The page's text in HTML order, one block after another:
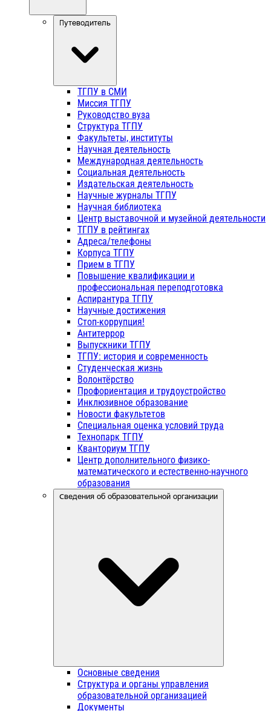
Путеводитель
ТГПУ в СМИ
Миссия ТГПУ
Руководство вуза
Структура ТГПУ
Факультеты, институты
Научная деятельность
Международная деятельность
Социальная деятельность
Издательская деятельность
Научные журналы ТГПУ
Научная библиотека
Центр выставочной и музейной деятельности
ТГПУ в рейтингах
Адреса/телефоны
Корпуса ТГПУ
Прием в ТГПУ
Повышение квалификации и
профессиональная переподготовка
Аспирантура ТГПУ
Научные достижения
Стоп-коррупция!
Антитеррор
Выпускники ТГПУ
ТГПУ: история и современность
Студенческая жизнь
Волонтёрство
Профориентация и трудоустройство
Инклюзивное образование
Новости факультетов
Специальная оценка условий труда
Технопарк ТГПУ
Кванториум ТГПУ
Центр дополнительного физико-
математического и естественно-научного
образования
Сведения об образовательной организации
Основные сведения
Структура и органы управления
образовательной организацией
Документы